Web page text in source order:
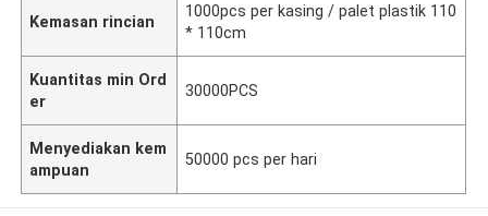
Kemasan rincian
1000pcs per kasing / palet plastik 110
* 110cm
Kuantitas min Ord
er
30000PCS
Menyediakan kem
ampuan
50000 pcs per hari